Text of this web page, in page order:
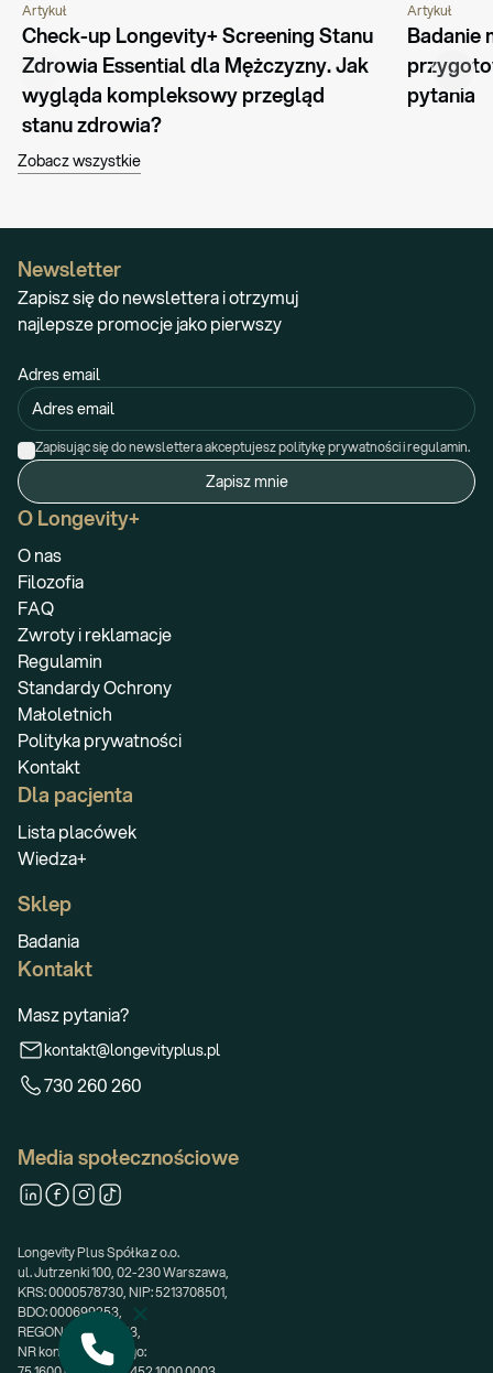
PYTANIA I ODPOWIEDZI PORADNIK
Artykuł
Check-up Longevity+ Screening Stanu
Zdrowia Essential dla Mężczyzny. Jak
wygląda kompleksowy przegląd
stanu zdrowia?
CHOROBY I
Artykuł
Badanie
pytania
Zobacz wszystkie
O Longevity+
O nas
Filozofia
FAQ
Zwroty i reklamacje
Regulamin
Standardy Ochrony
Małoletnich
Polityka prywatności
Kontakt
Dla pacjenta
Lista placówek
Wiedza+
Sklep
Badania
Kontakt
Masz pytania?
kontakt@longevityplus.pl
730 260 260
Media społecznościowe
Longevity Plus Spółka z o.o.
ul. Jutrzenki 100, 02-230 Warszawa,
KRS: 0000578730, NIP: 5213708501,
BDO: 000699253,
REGON: 362668683,
NR konta bankowego:
Newsletter
Zapisz się do newslettera i otrzymuj
najlepsze promocje jako pierwszy
Adres email
Zapisując się do newslettera akceptujesz politykę prywatności i regulamin.
Zapisz mnie